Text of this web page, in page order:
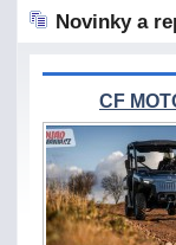
Novinky a
CF